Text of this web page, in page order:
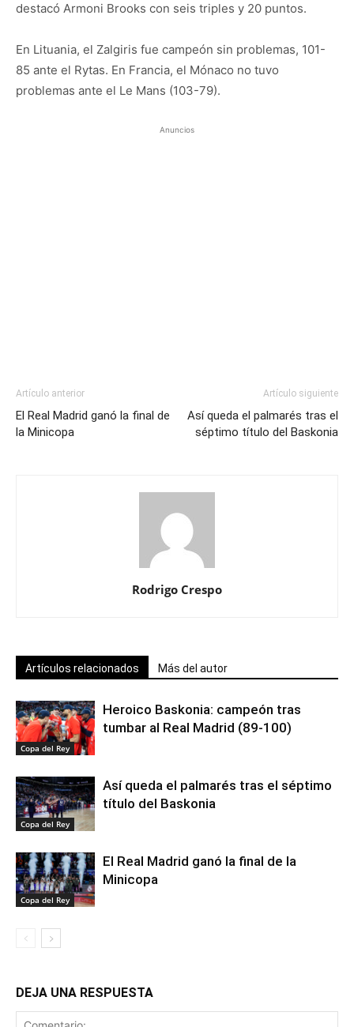
destacó Armoni Brooks con seis triples y 20 puntos.
En Lituania, el Zalgiris fue campeón sin problemas, 101-
85 ante el Rytas. En Francia, el Mónaco no tuvo
problemas ante el Le Mans (103-79).
Anuncios
Artículo anterior
El Real Madrid ganó la final de
la Minicopa
Artículo siguiente
Así queda el palmarés tras el
séptimo título del Baskonia
Rodrigo Crespo
Artículos relacionados Más del autor
Copa del Rey
Heroico Baskonia: campeón tras
tumbar al Real Madrid (89-100)
Copa del Rey
Así queda el palmarés tras el séptimo
título del Baskonia
Copa del Rey
El Real Madrid ganó la final de la
Minicopa
DEJA UNA RESPUESTA